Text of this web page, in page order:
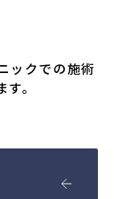
ックでの施術
。